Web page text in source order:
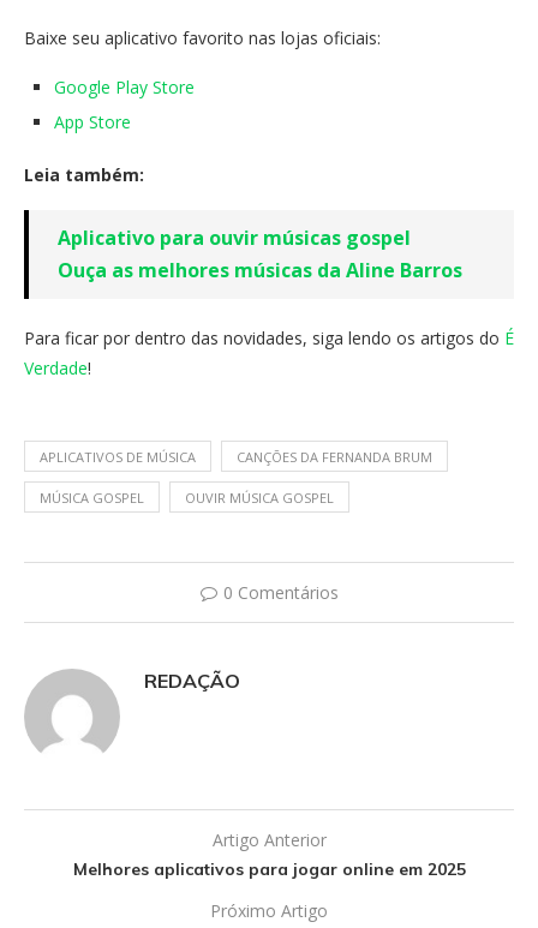
Baixe seu aplicativo favorito nas lojas oficiais:
Google Play Store
App Store
Leia também:
Aplicativo para ouvir músicas gospel
Ouça as melhores músicas da Aline Barros
Para ficar por dentro das novidades, siga lendo os artigos do É
Verdade!
APLICATIVOS DE MÚSICA CANÇÕES DA FERNANDA BRUM
MÚSICA GOSPEL OUVIR MÚSICA GOSPEL
0 Comentários
REDAÇÃO
Artigo Anterior
Melhores aplicativos para jogar online em 2025
Próximo Artigo